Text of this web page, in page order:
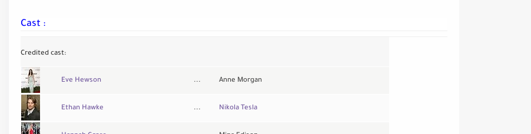
Cast :
Credited cast:
Eve Hewson ... Anne Morgan
Ethan Hawke ... Nikola Tesla